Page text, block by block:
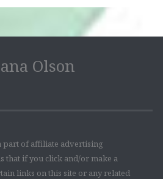
Olson
part of affiliate advertising
that if you click and/or make a
links on this site or any related